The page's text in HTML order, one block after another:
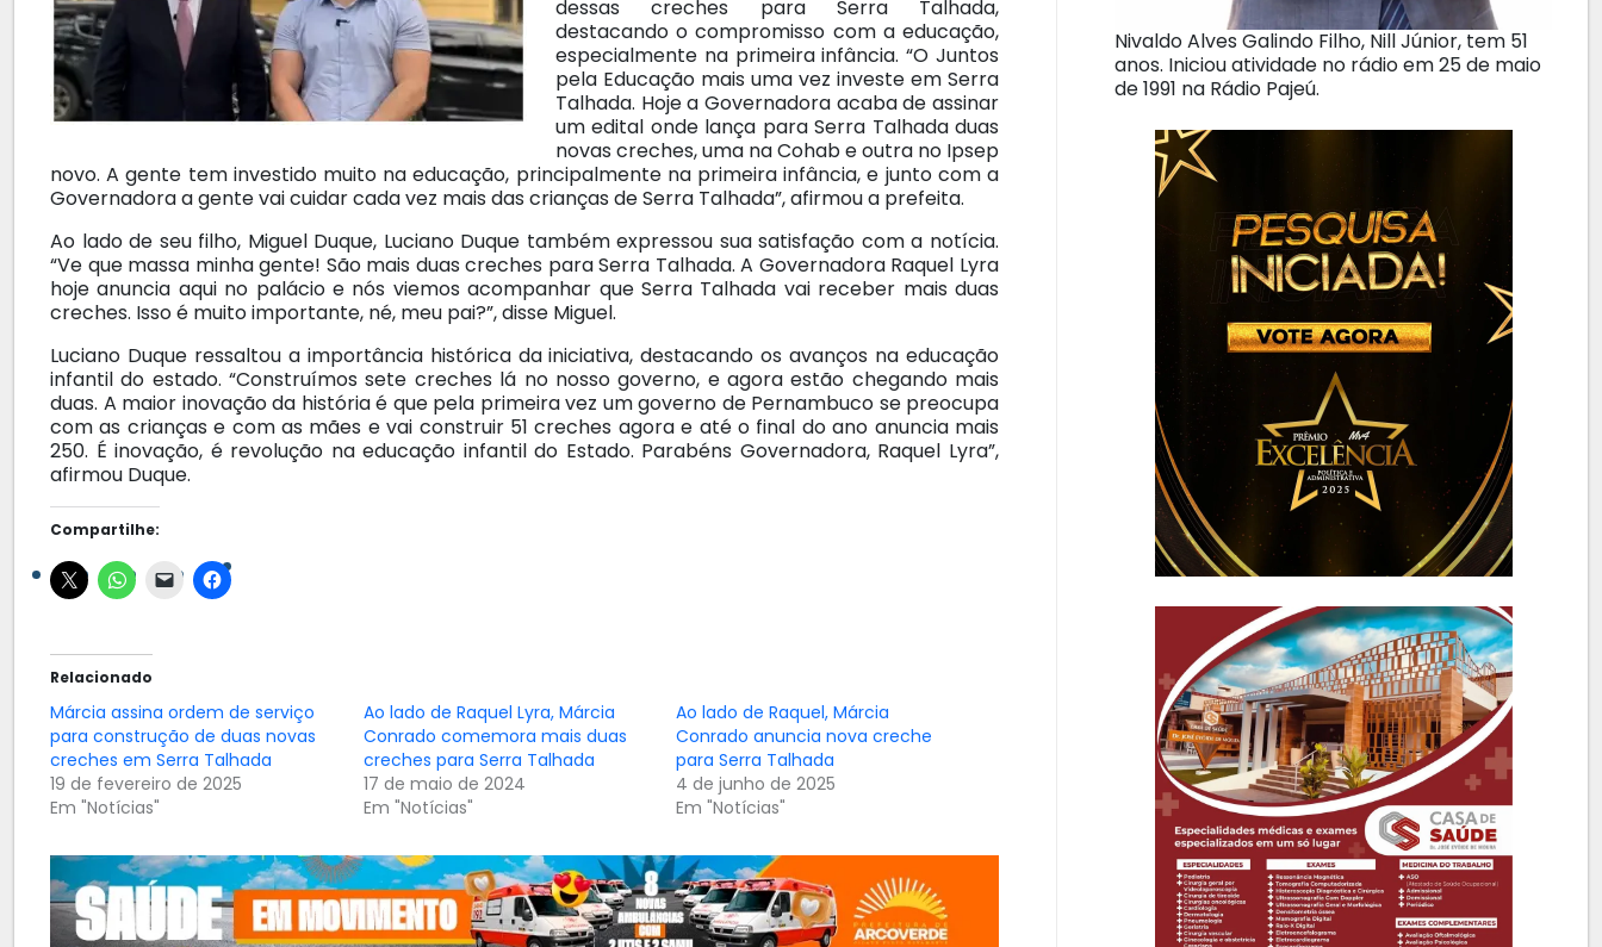
dessas creches para Serra Talhada,
destacando o compromisso com a educação,
especialmente na primeira infância. “O Juntos
pela Educação mais uma vez investe em Serra
Talhada. Hoje a Governadora acaba de assinar
um edital onde lança para Serra Talhada duas
novas creches, uma na Cohab e outra no Ipsep
novo. A gente tem investido muito na educação, principalmente na primeira infância, e junto com a
Governadora a gente vai cuidar cada vez mais das crianças de Serra Talhada”, afirmou a prefeita.
Ao lado de seu filho, Miguel Duque, Luciano Duque também expressou sua satisfação com a notícia.
“Ve que massa minha gente! São mais duas creches para Serra Talhada. A Governadora Raquel Lyra
hoje anuncia aqui no palácio e nós viemos acompanhar que Serra Talhada vai receber mais duas
creches. Isso é muito importante, né, meu pai?”, disse Miguel.
Luciano Duque ressaltou a importância histórica da iniciativa, destacando os avanços na educação
infantil do estado. “Construímos sete creches lá no nosso governo, e agora estão chegando mais
duas. A maior inovação da história é que pela primeira vez um governo de Pernambuco se preocupa
com as crianças e com as mães e vai construir 51 creches agora e até o final do ano anuncia mais
250. É inovação, é revolução na educação infantil do Estado. Parabéns Governadora, Raquel Lyra”,
afirmou Duque.
Compartilhe:
Relacionado
Márcia assina ordem de serviço
para construção de duas novas
creches em Serra Talhada
19 de fevereiro de 2025
Em "Notícias"
Ao lado de Raquel Lyra, Márcia
Conrado comemora mais duas
creches para Serra Talhada
17 de maio de 2024
Em "Notícias"
Ao lado de Raquel, Márcia
Conrado anuncia nova creche
para Serra Talhada
4 de junho de 2025
Em "Notícias"
Nivaldo Alves Galindo Filho, Nill Júnior, tem 51
anos. Iniciou atividade no rádio em 25 de maio
de 1991 na Rádio Pajeú.